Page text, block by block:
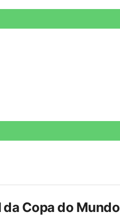
Copa do Mundo